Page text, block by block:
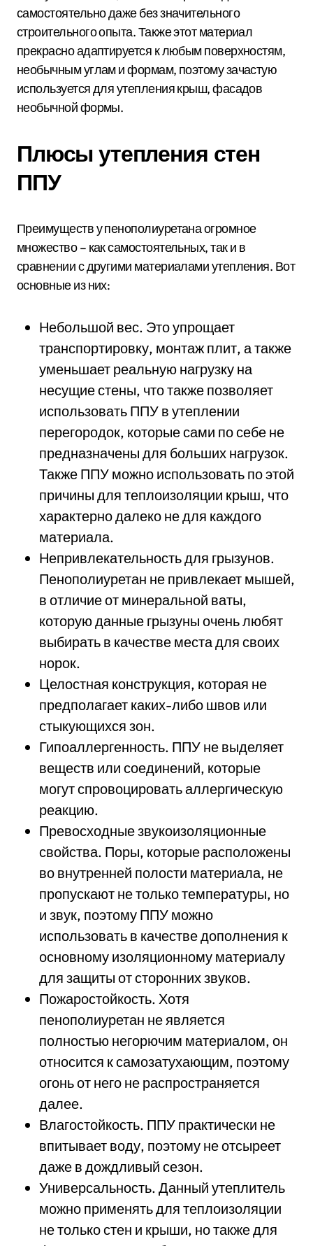
самостоятельно даже без значительного
строительного опыта. Также этот материал
прекрасно адаптируется к любым поверхностям,
необычным углам и формам, поэтому зачастую
используется для утепления крыш, фасадов
необычной формы.
Плюсы утепления стен
ППУ
Преимуществ у пенополиуретана огромное
множество – как самостоятельных, так и в
сравнении с другими материалами утепления. Вот
основные из них:
Небольшой вес. Это упрощает
транспортировку, монтаж плит, а также
уменьшает реальную нагрузку на
несущие стены, что также позволяет
использовать ППУ в утеплении
перегородок, которые сами по себе не
предназначены для больших нагрузок.
Также ППУ можно использовать по этой
причины для теплоизоляции крыш, что
характерно далеко не для каждого
материала.
Непривлекательность для грызунов.
Пенополиуретан не привлекает мышей,
в отличие от минеральной ваты,
которую данные грызуны очень любят
выбирать в качестве места для своих
норок.
Целостная конструкция, которая не
предполагает каких-либо швов или
стыкующихся зон.
Гипоаллергенность. ППУ не выделяет
веществ или соединений, которые
могут спровоцировать аллергическую
реакцию.
Превосходные звукоизоляционные
свойства. Поры, которые расположены
во внутренней полости материала, не
пропускают не только температуры, но
и звук, поэтому ППУ можно
использовать в качестве дополнения к
основному изоляционному материалу
для защиты от сторонних звуков.
Пожаростойкость. Хотя
пенополиуретан не является
полностью негорючим материалом, он
относится к самозатухающим, поэтому
огонь от него не распространяется
далее.
Влагостойкость. ППУ практически не
впитывает воду, поэтому не отсыреет
даже в дождливый сезон.
Универсальность. Данный утеплитель
можно применять для теплоизоляции
не только стен и крыши, но также для